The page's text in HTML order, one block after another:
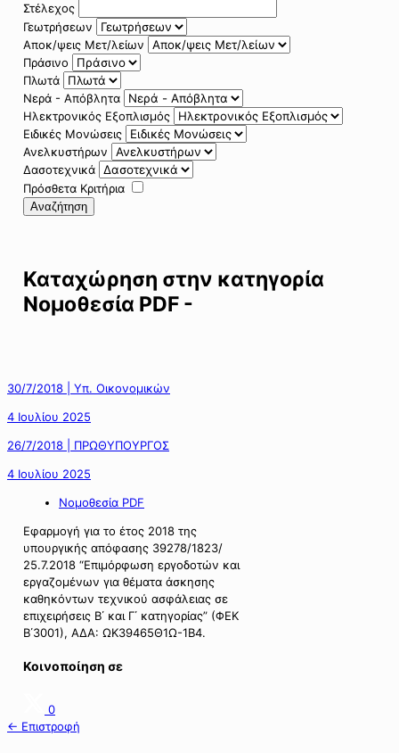
Στέλεχος
Γεωτρήσεων
Αποκ/ψεις Μετ/λείων
Πράσινο
Πλωτά
Νερά - Απόβλητα
Ηλεκτρονικός Εξοπλισμός
Ειδικές Μονώσεις
Ανελκυστήρων
Δασοτεχνικά
Πρόσθετα Κριτήρια
Αναζήτηση
Καταχώρηση στην κατηγορία
Νομοθεσία PDF -
30/7/2018 | Υπ. Οικονομικών
4 Ιουλίου 2025
26/7/2018 | ΠΡΩΘΥΠΟΥΡΓΟΣ
4 Ιουλίου 2025
Νομοθεσία PDF
Εφαρμογή για το έτος 2018 της
υπουργικής απόφασης 39278/1823/
25.7.2018 “Επιμόρφωση εργοδοτών και
εργαζομένων για θέματα άσκησης
καθηκόντων τεχνικού ασφάλειας σε
επιχειρήσεις Β΄ και Γ΄ κατηγορίας” (ΦΕΚ
B΄3001), ΑΔΑ: ΩΚ39465Θ1Ω-1Β4.
Κοινοποίηση σε
0
← Επιστροφή